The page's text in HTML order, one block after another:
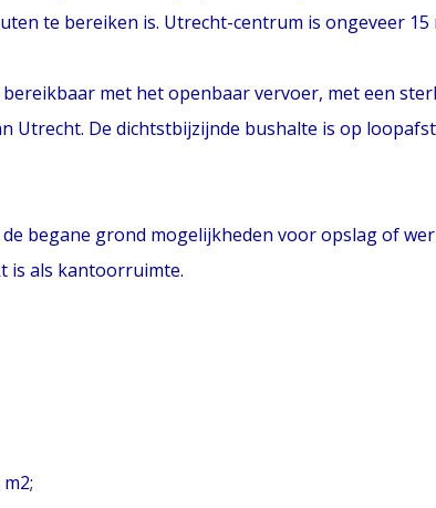
te bereiken is. Utrecht-centrum is ongeveer
bereikbaar met het openbaar vervoer, met een
Utrecht. De dichtstbijzijnde bushalte is op
begane grond mogelijkheden voor opslag of
is als kantoorruimte.